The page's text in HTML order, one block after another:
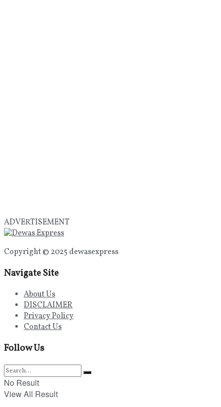
ADVERTISEMENT
Copyright © 2025 dewasexpress
Navigate Site
About Us
DISCLAIMER
Privacy Policy
Contact Us
Follow Us
No Result
View All Result